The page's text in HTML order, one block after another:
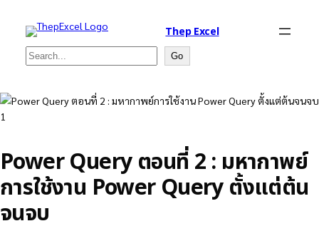
Thep Excel
Search Go
Power Query ตอนที่ 2 : มหากาพย์
การใช้งาน Power Query ตั้งแต่ต้น
จนจบ